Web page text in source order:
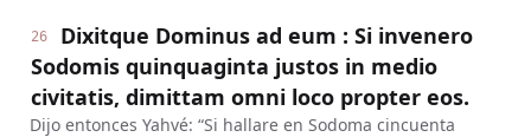
26
Dixitque Dominus ad eum : Si invenero
Sodomis quinquaginta justos in medio
civitatis, dimittam omni loco propter eos.
Dijo entonces Yahvé: “Si hallare en Sodoma cincuenta